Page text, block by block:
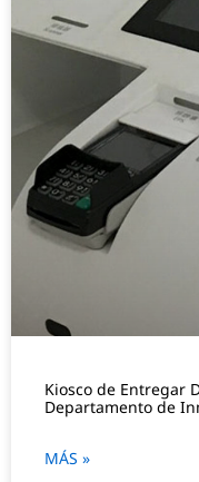
Kiosco de Entregar
Departamento de
MÁS »